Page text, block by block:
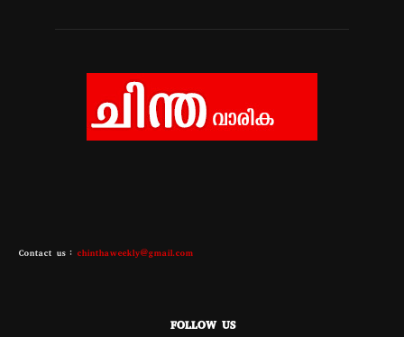
Contact us : chinthaweekly@gmail.com
FOLLOW US